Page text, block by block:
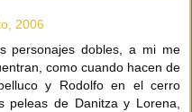
2006
personajes dobles, a mi me
como cuando hacen de
y Rodolfo en el cerro
peleas de Danitza y Lorena,